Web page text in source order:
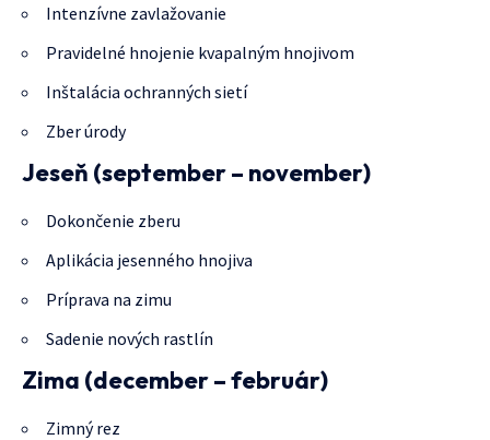
Intenzívne zavlažovanie
Pravidelné hnojenie kvapalným hnojivom
Inštalácia ochranných sietí
Zber úrody
Jeseň (september – november)
Dokončenie zberu
Aplikácia jesenného hnojiva
Príprava na zimu
Sadenie nových rastlín
Zima (december – február)
Zimný rez